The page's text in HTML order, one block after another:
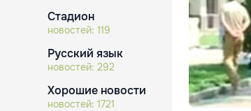
Стадион
новостей: 119
Русский язык
новостей: 292
Хорошие новости
новостей: 1721